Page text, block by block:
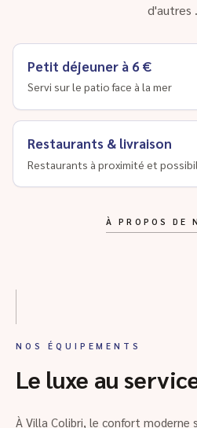
d'autres
Petit déjeuner à 6 €
Servi sur le patio face à la mer
Restaurants & livraison
Restaurants à proximité et
À PROPOS DE
NOS ÉQUIPEMENTS
Le luxe au
À Villa Colibri, le confort moderne